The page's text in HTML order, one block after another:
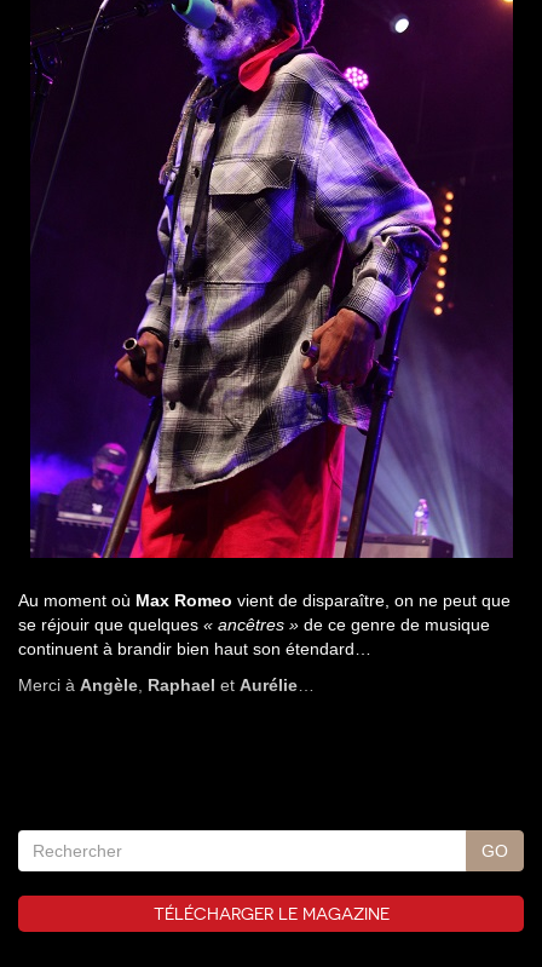
Au moment où Max Romeo vient de disparaître, on ne peut que
se réjouir que quelques « ancêtres » de ce genre de musique
continuent à brandir bien haut son étendard…
Merci à Angèle Raphael et Aurélie
TÉLÉCHARGER LE MAGAZINE